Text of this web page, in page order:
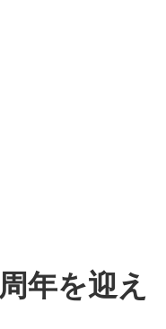
年を迎え